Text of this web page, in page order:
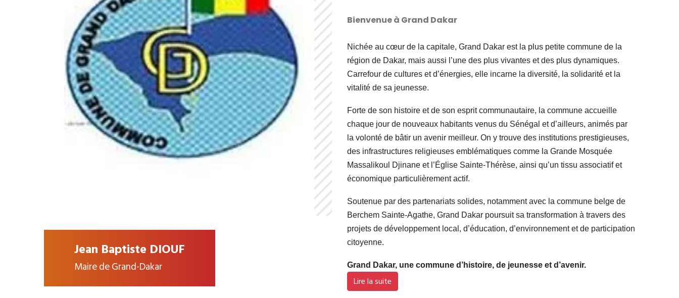
Jean Baptiste DIOUF
Maire de Grand-Dakar
Bienvenue à Grand Dakar
Nichée au cœur de la capitale, Grand Dakar est la plus petite commune de la
région de Dakar, mais aussi l’une des plus vivantes et des plus dynamiques.
Carrefour de cultures et d’énergies, elle incarne la diversité, la solidarité et la
vitalité de sa jeunesse.
Forte de son histoire et de son esprit communautaire, la commune accueille
chaque jour de nouveaux habitants venus du Sénégal et d’ailleurs, animés par
la volonté de bâtir un avenir meilleur. On y trouve des institutions prestigieuses,
des infrastructures religieuses emblématiques comme la Grande Mosquée
Massalikoul Djinane et l’Église Sainte-Thérèse, ainsi qu’un tissu associatif et
économique particulièrement actif.
Soutenue par des partenariats solides, notamment avec la commune belge de
Berchem Sainte-Agathe, Grand Dakar poursuit sa transformation à travers des
projets de développement local, d’éducation, d’environnement et de participation
citoyenne.
Grand Dakar, une commune d’histoire, de jeunesse et d’avenir.
Lire la suite